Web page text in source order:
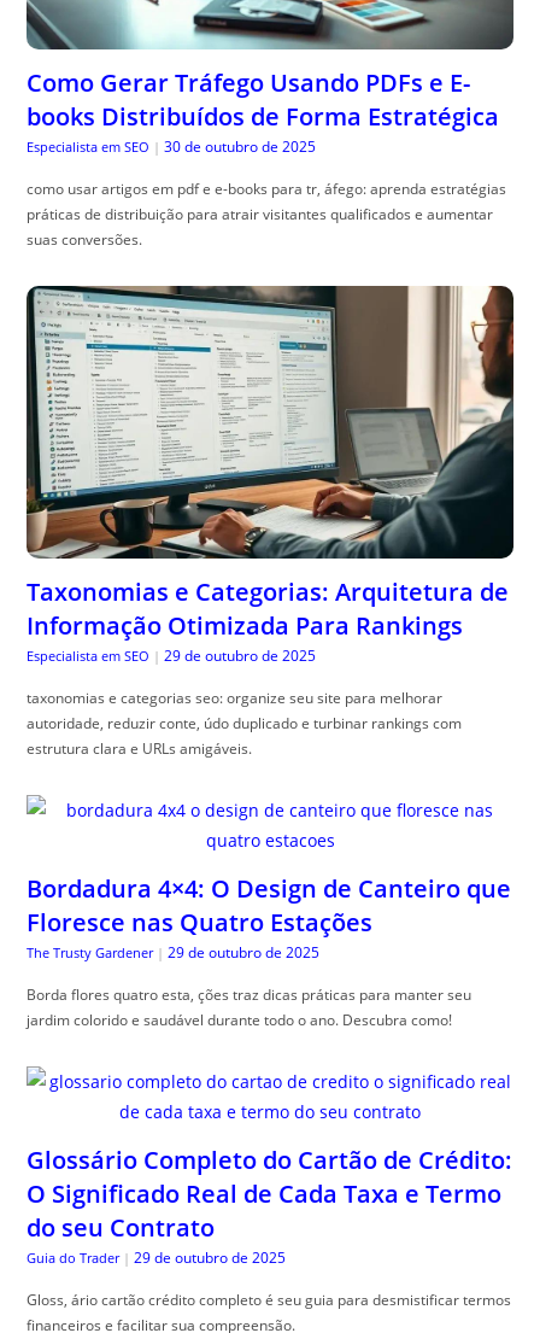
Como Gerar Tráfego Usando PDFs e E-
books Distribuídos de Forma Estratégica
Especialista em SEO | 30 de outubro de 2025
como usar artigos em pdf e e-books para tr, áfego: aprenda estratégias
práticas de distribuição para atrair visitantes qualificados e aumentar
suas conversões.
Taxonomias e Categorias: Arquitetura de
Informação Otimizada Para Rankings
Especialista em SEO | 29 de outubro de 2025
taxonomias e categorias seo: organize seu site para melhorar
autoridade, reduzir conte, údo duplicado e turbinar rankings com
estrutura clara e URLs amigáveis.
Bordadura 4×4: O Design de Canteiro que
Floresce nas Quatro Estações
The Trusty Gardener | 29 de outubro de 2025
Borda flores quatro esta, ções traz dicas práticas para manter seu
jardim colorido e saudável durante todo o ano. Descubra como!
Glossário Completo do Cartão de Crédito:
O Significado Real de Cada Taxa e Termo
do seu Contrato
Guia do Trader | 29 de outubro de 2025
Gloss, ário cartão crédito completo é seu guia para desmistificar termos
financeiros e facilitar sua compreensão.